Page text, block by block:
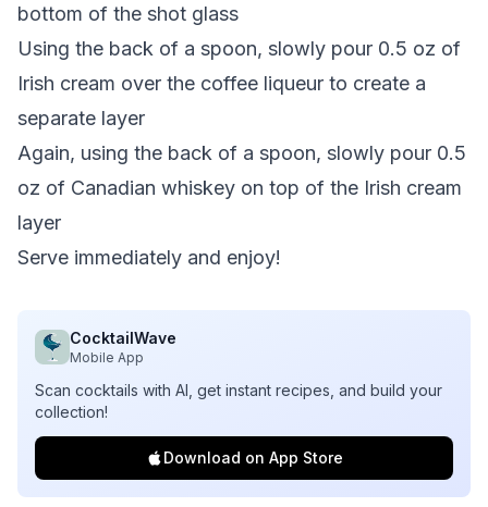
bottom of the shot glass
Using the back of a spoon, slowly pour 0.5 oz of
Irish cream over the coffee liqueur to create a
separate layer
Again, using the back of a spoon, slowly pour 0.5
oz of Canadian whiskey on top of the Irish cream
layer
Serve immediately and enjoy!
CocktailWave
Mobile App
Scan cocktails with AI, get instant recipes, and build your
collection!
Download on App Store